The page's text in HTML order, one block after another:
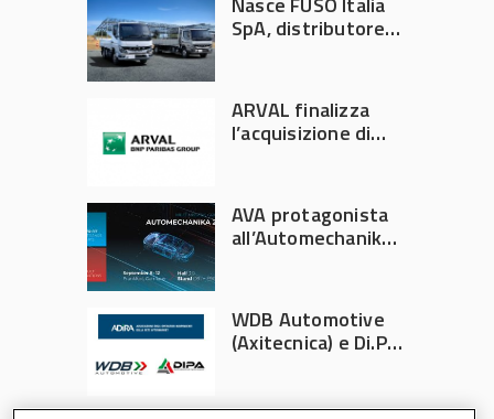
SpA, distributore
ARVAL finalizza
l’acquisizione di
AVA protagonista
all’Automechanika
WDB Automotive
(Axitecnica) e Di.Pa.